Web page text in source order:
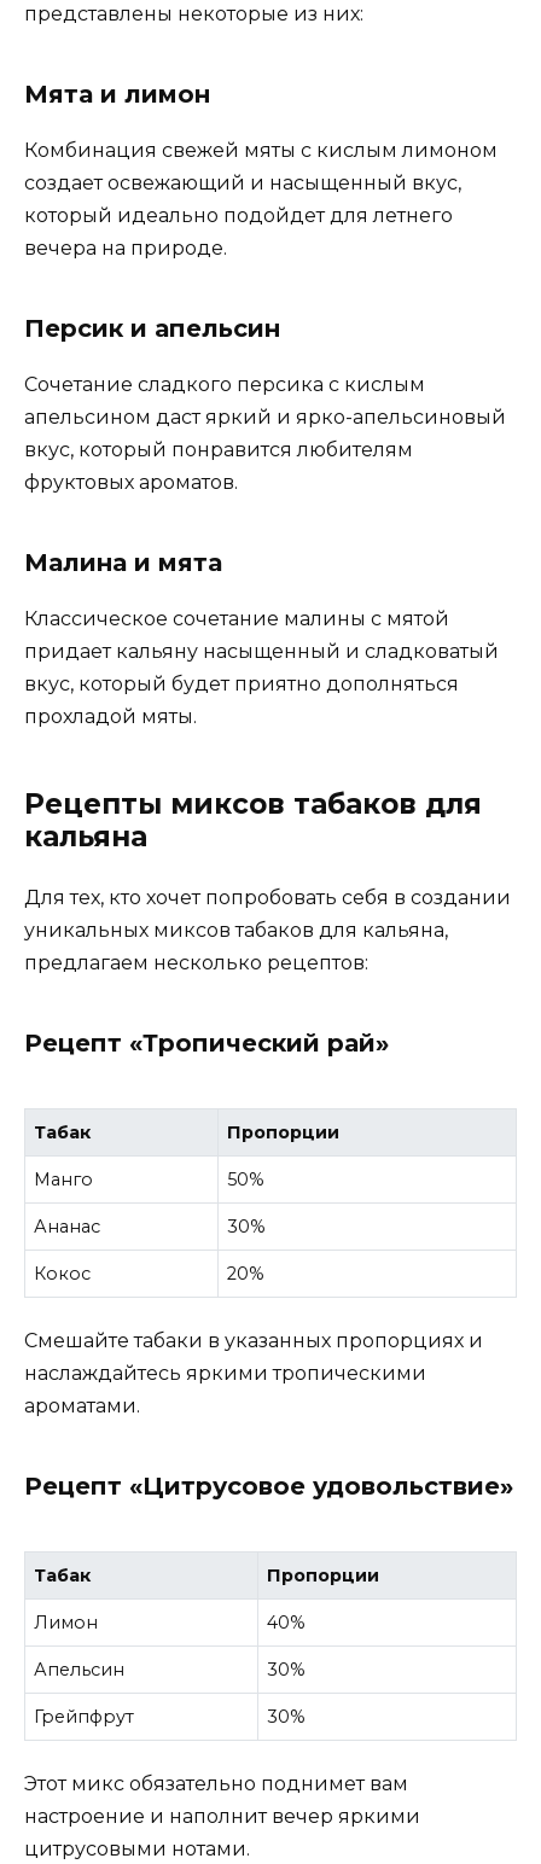
представлены некоторые из них:
Мята и лимон
Комбинация свежей мяты с кислым лимоном
создает освежающий и насыщенный вкус,
который идеально подойдет для летнего
вечера на природе.
Персик и апельсин
Сочетание сладкого персика с кислым
апельсином даст яркий и ярко-апельсиновый
вкус, который понравится любителям
фруктовых ароматов.
Малина и мята
Классическое сочетание малины с мятой
придает кальяну насыщенный и сладковатый
вкус, который будет приятно дополняться
прохладой мяты.
Рецепты миксов табаков для
кальяна
Для тех, кто хочет попробовать себя в создании
уникальных миксов табаков для кальяна,
предлагаем несколько рецептов:
Рецепт «Тропический рай»
Табак Пропорции
Манго 50%
Ананас 30%
Кокос 20%
Смешайте табаки в указанных пропорциях и
наслаждайтесь яркими тропическими
ароматами.
Рецепт «Цитрусовое удовольствие»
Табак Пропорции
Лимон 40%
Апельсин 30%
Грейпфрут 30%
Этот микс обязательно поднимет вам
настроение и наполнит вечер яркими
цитрусовыми нотами.